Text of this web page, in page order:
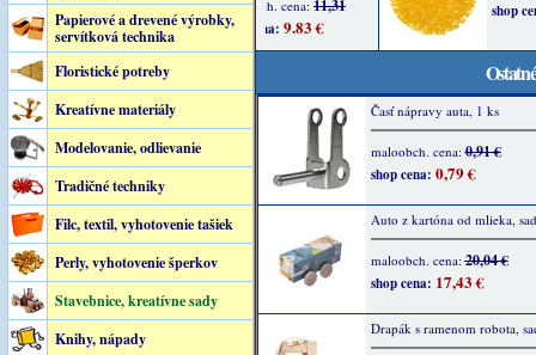
Papierové a drevené výrobky,
servítková technika
Floristické potreby
Kreatívne materiály
Modelovanie, odlievanie
Tradičné techniky
Filc, textil, vyhotovenie tašiek
Perly, vyhotovenie šperkov
Stavebnice, kreatívne sady
Knihy, nápady
Časť nápravy auta, 1 ks
maloobch. cena:0,91 €
shop cena: 0,79 €
Auto z kartóna od mlieka,
maloobch. cena:20,04 €
shop cena: 17,43 €
Drapák s ramenom robota,